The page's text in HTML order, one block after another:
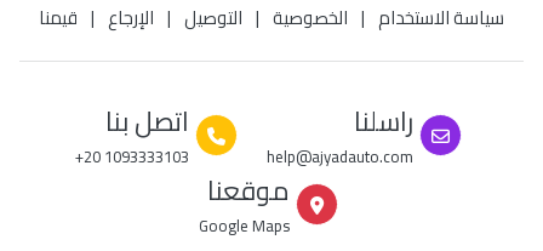
سياسة الاستخدام | الخصوصية | التوصيل | الإرجاع | قيمنا
راسلنا
help@ajyadauto.com
اتصل بنا
+20 1093333103
موقعنا
Google Maps